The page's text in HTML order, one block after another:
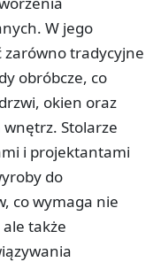
W jego
zarówno tradycyjne
obróbcze, co
okien oraz
Stolarze
i projektantami
do
co wymaga nie
także